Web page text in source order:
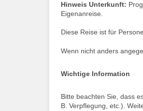
Hinweis Unterkunft:
Eigenanreise.
Diese Reise ist für
Wenn nicht anders
Wichtige Information
Bitte beachten Sie, dass
B. Verpflegung, etc.).